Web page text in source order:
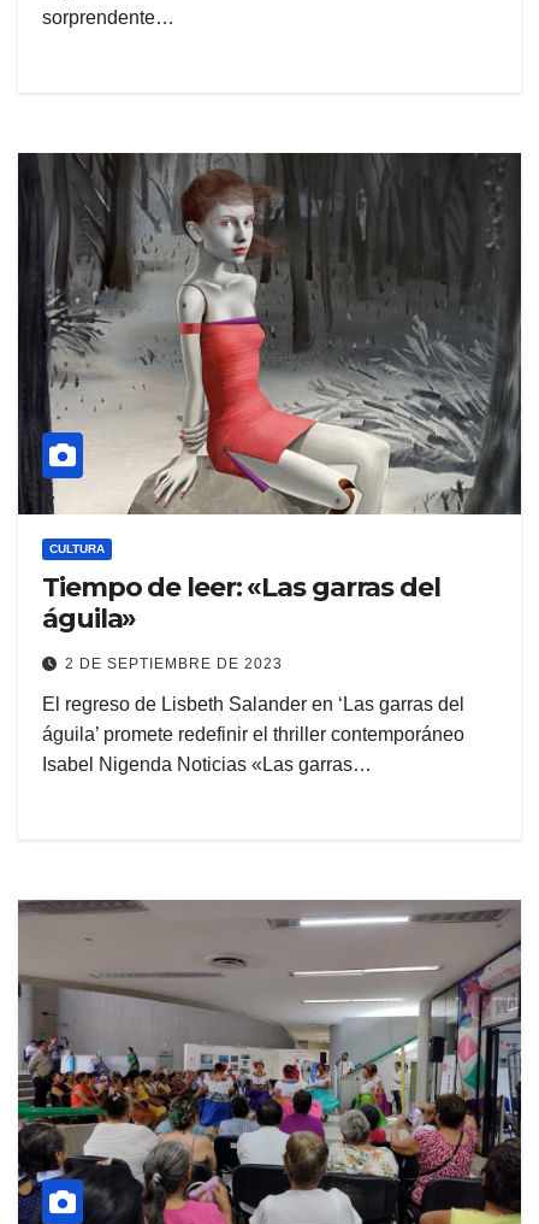
sorprendente…
CULTURA
Tiempo de leer: «Las garras del
águila»
2 DE SEPTIEMBRE DE 2023
El regreso de Lisbeth Salander en ‘Las garras del
águila’ promete redefinir el thriller contemporáneo
Isabel Nigenda Noticias «Las garras…